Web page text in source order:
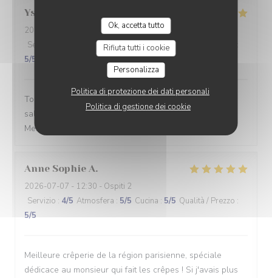
Ok, accetta tutto
Rifiuta tutti i cookie
Personalizza
Politica di protezione dei dati personali
Politica di gestione dei cookie
Yseult
2026-07-15
- 12:00 - Ospiti 2
Servizio
Atmosfera: 5/5 Cucina:5/5
5/5
Tout était très bien. Il manque seulement un peu de
salade verte en accompagnement des galettes salées.
Merci à très vite
Anne Sophie A
2026-07-07 - 12:30 - Ospiti 2
Servizio : 4/5 Atmosfera : 5/5 Cucina : 5/5 Qualità / Prezzo :
5/5
Meilleure crêperie de la région parisienne, spéciale
dédicace au monsieur qui fait les crêpes ! Si j'avais plus